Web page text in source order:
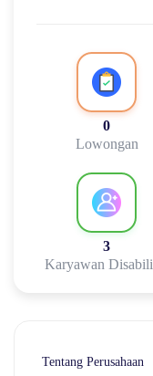
0
Lowongan
3
Karyawan
Tentang Perusahaan